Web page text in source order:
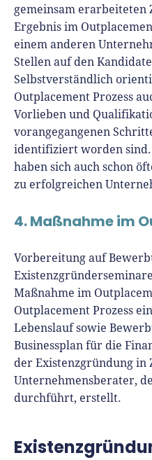
gemeinsam erarbeiteten
Ergebnis im
einem anderen
Stellen auf den
Selbstverständlich
Outplacement Prozess
Vorlieben und
vorangegangenen
identifiziert worden
haben sich auch schon
zu erfolgreichen
4. Maßnahme im
Vorbereitung auf
Maßnahme im
Outplacement Prozess
Lebenslauf sowie
Businessplan für die
der Existenzgründung in
Unternehmensberater,
durchführt, erstellt.